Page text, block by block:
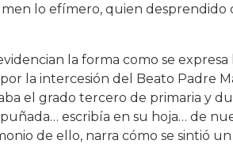
lo efímero, quien
la forma como se
la intercesión del Beato Padre
el grado tercero de primaria y
escribía en su hoja… de
de ello, narra cómo se sintió